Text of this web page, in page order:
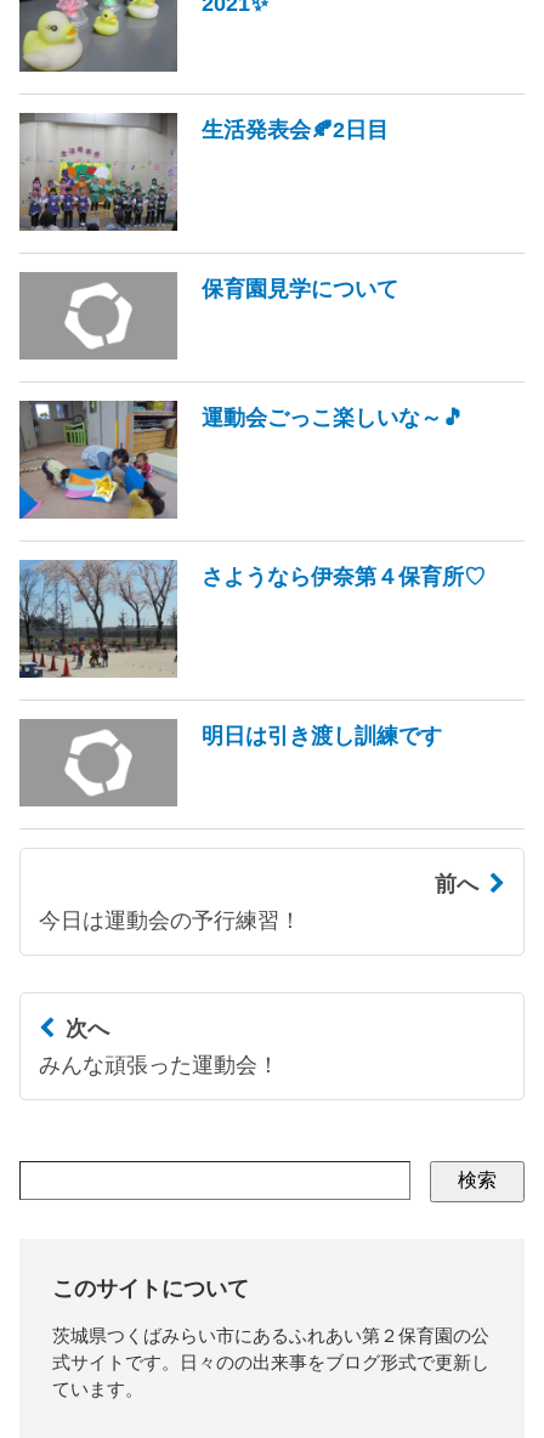
生活発表会🍂2日目
保育園見学について
運動会ごっこ楽しいな～🎵
さようなら伊奈第４保育所♡
明日は引き渡し訓練です
前へ
今日は運動会の予行練習！
次へ
みんな頑張った運動会！
検索
このサイトについて
茨城県つくばみらい市にあるふれあい第２保育園の公
式サイトです。日々のの出来事をブログ形式で更新し
ています。